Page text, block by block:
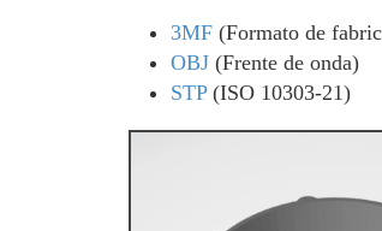
3MF (Formato de
OBJ (Frente de onda)
STP(ISO 10303-21)